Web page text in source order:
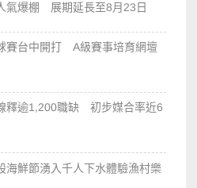
氣爆棚 展期延長至8月23日
賽台中開打 A級賽事培育網壇
釋逾1,200職缺 初步媒合率近6
海鮮節湧入千人下水體驗漁村樂